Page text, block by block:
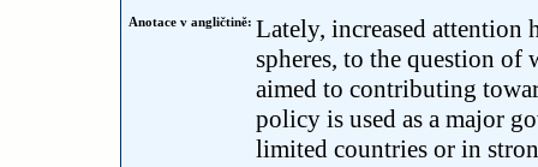
Anotace v angličtině: Lately, increased attention
spheres, to the question
aimed to contributing
policy is used as a major
limited countries or in